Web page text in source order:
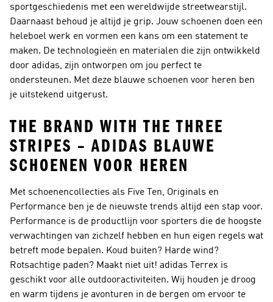
sportgeschiedenis met een wereldwijde streetwearstijl.
Daarnaast behoud je altijd je grip. Jouw schoenen doen een
heleboel werk en vormen een kans om een statement te
maken. De technologieën en materialen die zijn ontwikkeld
door adidas, zijn ontworpen om jou perfect te
ondersteunen. Met deze blauwe schoenen voor heren ben
je uitstekend uitgerust.
THE BRAND WITH THE THREE
STRIPES – ADIDAS BLAUWE
SCHOENEN VOOR HEREN
Met schoenencollecties als Five Ten, Originals en
Performance ben je de nieuwste trends altijd een stap voor.
Performance is de productlijn voor sporters die de hoogste
verwachtingen van zichzelf hebben en hun eigen regels wat
betreft mode bepalen. Koud buiten? Harde wind?
Rotsachtige paden? Maakt niet uit! adidas Terrex is
geschikt voor alle outdooractiviteiten. Wij houden je droog
en warm tijdens je avonturen in de bergen om ervoor te